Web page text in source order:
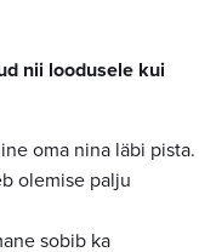
nii loodusele kui
oma nina läbi pista.
olemise palju
sobib ka